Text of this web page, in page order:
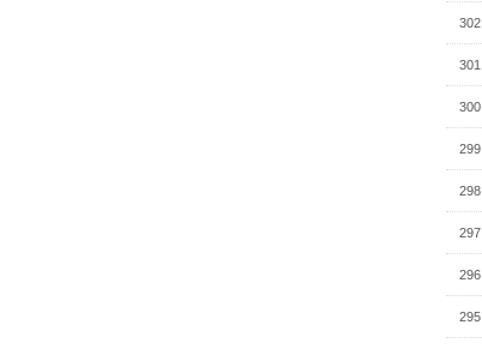
302
301
300
299
298
297
296
295